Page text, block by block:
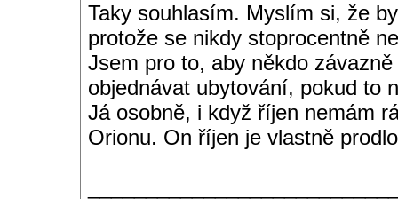
Taky souhlasím. Myslím si, že
protože se nikdy stoprocentně
Jsem pro to, aby někdo
objednávat ubytování, pokud to
Já osobně, i když říjen nemám
Orionu. On říjen je vlastně